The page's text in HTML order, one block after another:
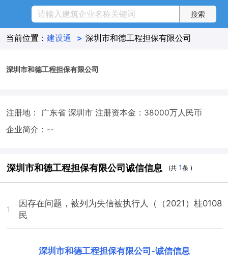
当前位置： 建设通 > 深圳市和德工程担保有限公司
深圳市和德工程担保有限公司
注册地： 广东省 深圳市 注册资本金：38000万人民币
企业简介：--
深圳市和德工程担保有限公司诚信信息 (共 1条 )
1
因存在问题，被列为失信被执行人（（2021）桂0108
民
深圳市和德工程担保有限公司 -诚信信息